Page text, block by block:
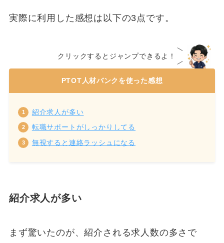
実際に利用した感想は以下の3点です。
クリックするとジャンプできるよ！
PTOT人材バンクを使った感想
紹介求人が多い
転職サポートがしっかりしてる
無視すると連絡ラッシュになる
紹介求人が多い
まず驚いたのが、紹介される求人数の多さで